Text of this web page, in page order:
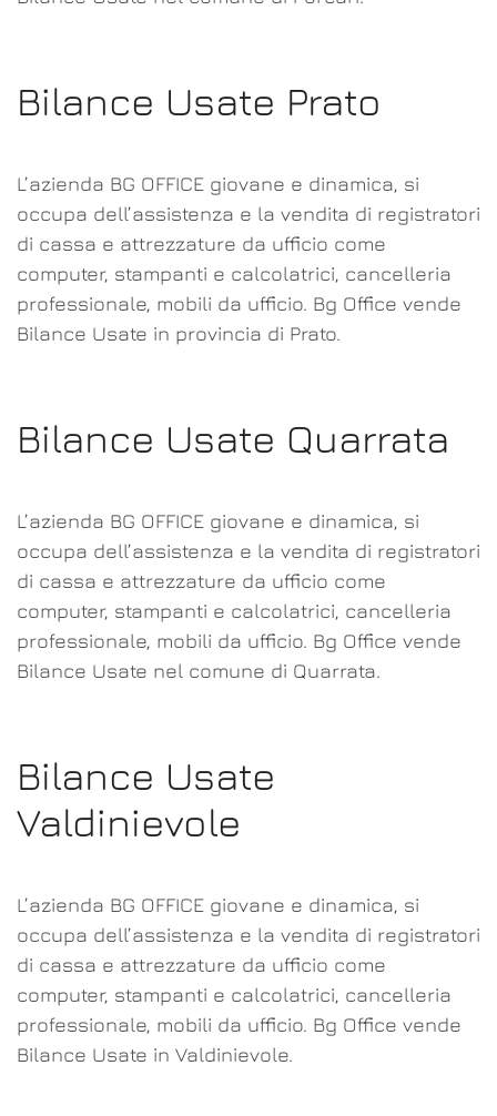
Bilance Usate Prato
L’azienda BG OFFICE giovane e dinamica, si
occupa dell’assistenza e la vendita di registratori
di cassa e attrezzature da ufficio come
computer, stampanti e calcolatrici, cancelleria
professionale, mobili da ufficio. Bg Office vende
Bilance Usate in provincia di Prato.
Bilance Usate Quarrata
L’azienda BG OFFICE giovane e dinamica, si
occupa dell’assistenza e la vendita di registratori
di cassa e attrezzature da ufficio come
computer, stampanti e calcolatrici, cancelleria
professionale, mobili da ufficio. Bg Office vende
Bilance Usate nel comune di Quarrata.
Bilance Usate
Valdinievole
L’azienda BG OFFICE giovane e dinamica, si
occupa dell’assistenza e la vendita di registratori
di cassa e attrezzature da ufficio come
computer, stampanti e calcolatrici, cancelleria
professionale, mobili da ufficio. Bg Office vende
Bilance Usate in Valdinievole.